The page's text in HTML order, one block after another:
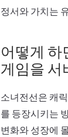
정서와 가치는
어떻게 하
게임을 서
소녀전선은 캐
를 등장시키는
변화와 성장에